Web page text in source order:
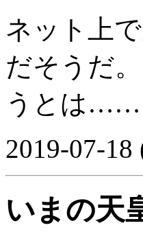
ネット上
だそうだ
うとは……
2019-07-18
いまの天